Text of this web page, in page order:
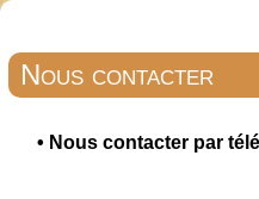
Nous contacter
• Nous contacter par